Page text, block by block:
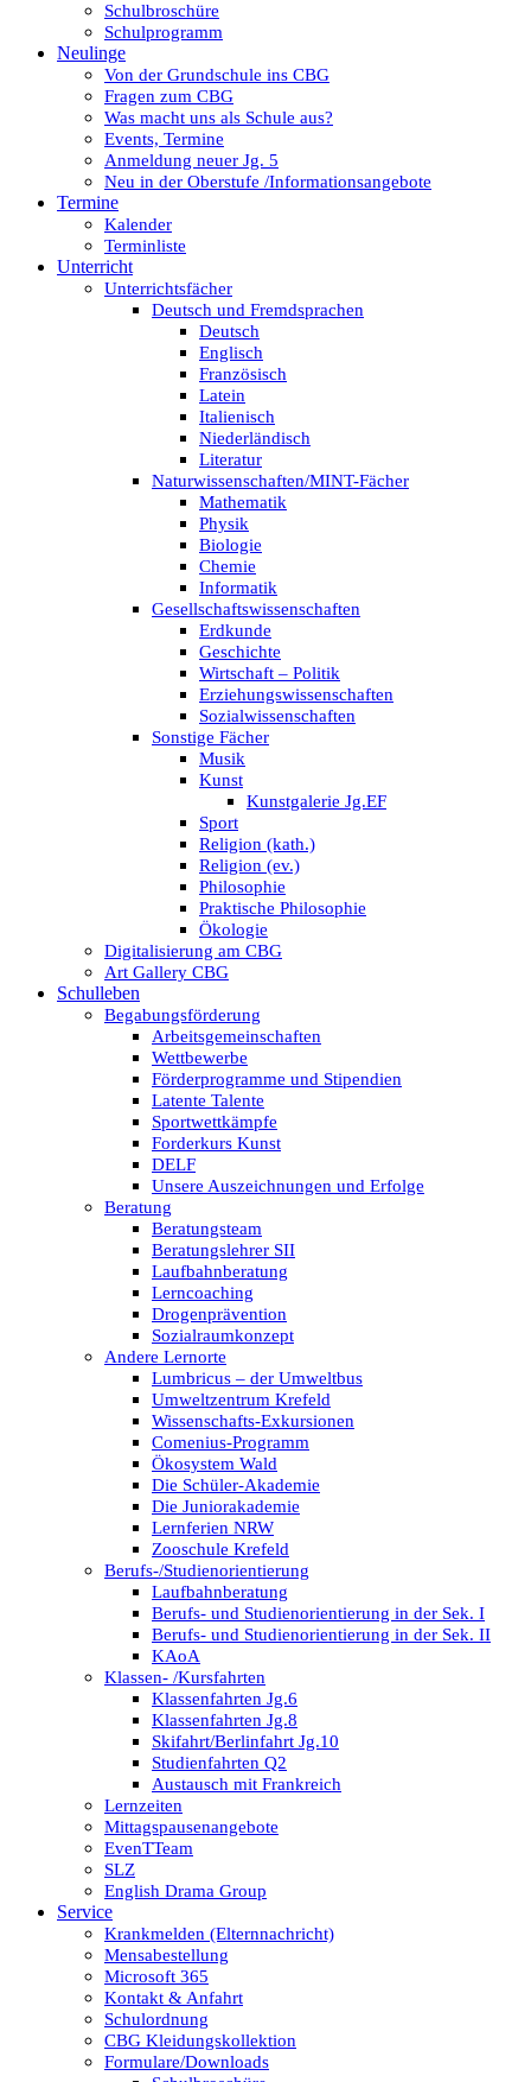
Schulbroschüre
Schulprogramm
Neulinge
Von der Grundschule ins CBG
Fragen zum CBG
Was macht uns als Schule aus?
Events, Termine
Anmeldung neuer Jg. 5
Neu in der Oberstufe /Informationsangebote
Termine
Kalender
Terminliste
Unterricht
Unterrichtsfächer
Deutsch und Fremdsprachen
Deutsch
Englisch
Französisch
Latein
Italienisch
Niederländisch
Literatur
Naturwissenschaften/MINT-Fächer
Mathematik
Physik
Biologie
Chemie
Informatik
Gesellschaftswissenschaften
Erdkunde
Geschichte
Wirtschaft – Politik
Erziehungswissenschaften
Sozialwissenschaften
Sonstige Fächer
Musik
Kunst
Kunstgalerie Jg.EF
Sport
Religion (kath.)
Religion (ev.)
Philosophie
Praktische Philosophie
Ökologie
Digitalisierung am CBG
Art Gallery CBG
Schulleben
Begabungsförderung
Arbeitsgemeinschaften
Wettbewerbe
Förderprogramme und Stipendien
Latente Talente
Sportwettkämpfe
Forderkurs Kunst
DELF
Unsere Auszeichnungen und Erfolge
Beratung
Beratungsteam
Beratungslehrer SII
Laufbahnberatung
Lerncoaching
Drogenprävention
Sozialraumkonzept
Andere Lernorte
Lumbricus – der Umweltbus
Umweltzentrum Krefeld
Wissenschafts-Exkursionen
Comenius-Programm
Ökosystem Wald
Die Schüler-Akademie
Die Juniorakademie
Lernferien NRW
Zooschule Krefeld
Berufs-/Studienorientierung
Laufbahnberatung
Berufs- und Studienorientierung in der Sek. I
Berufs- und Studienorientierung in der Sek. II
KAoA
Klassen- /Kursfahrten
Klassenfahrten Jg.6
Klassenfahrten Jg.8
Skifahrt/Berlinfahrt Jg.10
Studienfahrten Q2
Austausch mit Frankreich
Lernzeiten
Mittagspausenangebote
EvenTTeam
SLZ
English Drama Group
Service
Krankmelden (Elternnachricht)
Mensabestellung
Microsoft 365
Kontakt & Anfahrt
Schulordnung
CBG Kleidungskollektion
Formulare/Downloads